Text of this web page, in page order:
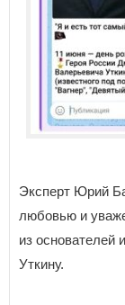
Эксперт Юрий
любовью и
из основателей
Уткину.